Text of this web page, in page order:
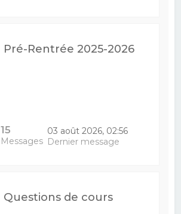
Pré-Rentrée 2025-2026
15
Messages
03 août 2026, 02:56
Dernier message
Questions de cours